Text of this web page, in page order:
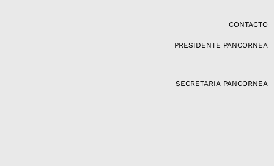
CONTACTO
PRESIDENTE PANCORNEA
SECRETARIA PANCORNEA